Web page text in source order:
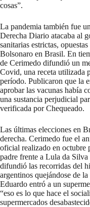
cosas”.
La pandemia también fue
Derecha Diario atacaba al
sanitarias estrictas,
Bolsonaro en Brasil. En
de Cerimedo difundió un
Covid, una receta utilizada
período. Publicaron que la
aprobar las vacunas había
una sustancia perjudicial
verificada por Chequeado.
Las últimas elecciones en
derecha. Cerimedo fue el
oficial realizado en octubre
padre frente a Lula da
difundió las recorridas del
argentinos quejándose de
Eduardo entró a un
“eso es lo que hace el
supermercados